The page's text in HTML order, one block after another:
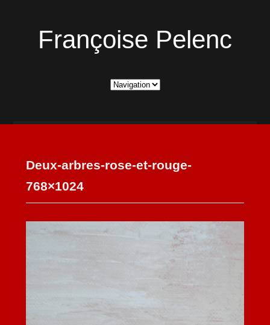
Françoise Pelenc
Deux-arbres-rose-et-rouge-
768×1024